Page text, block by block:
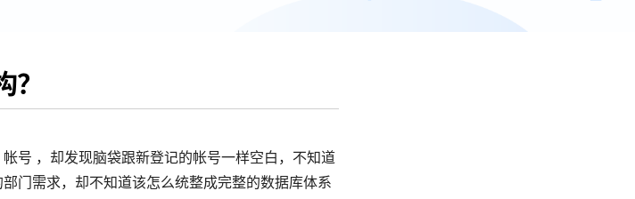
号 ，却发现脑袋跟新登记的帐号一样空白，不知道
门需求，却不知道该怎么统整成完整的数据库体系